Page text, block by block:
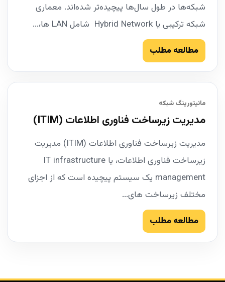
شبکه‌ها در طول سال‌ها پیچیده‌تر شده‌اند. معماری
شبکه ترکیبی یا Hybrid Network شامل LAN ها،...
مطالعه مطلب
مانیتورینگ شبکه
مدیریت زیرساخت فناوری اطلاعات (ITIM)
مدیریت زیرساخت فناوری اطلاعات (ITIM) مدیریت
زیرساخت فناوری اطلاعات، یا IT infrastructure
management یک سیستم پیچیده است که از اجزای
مختلف زیرساخت های...
مطالعه مطلب